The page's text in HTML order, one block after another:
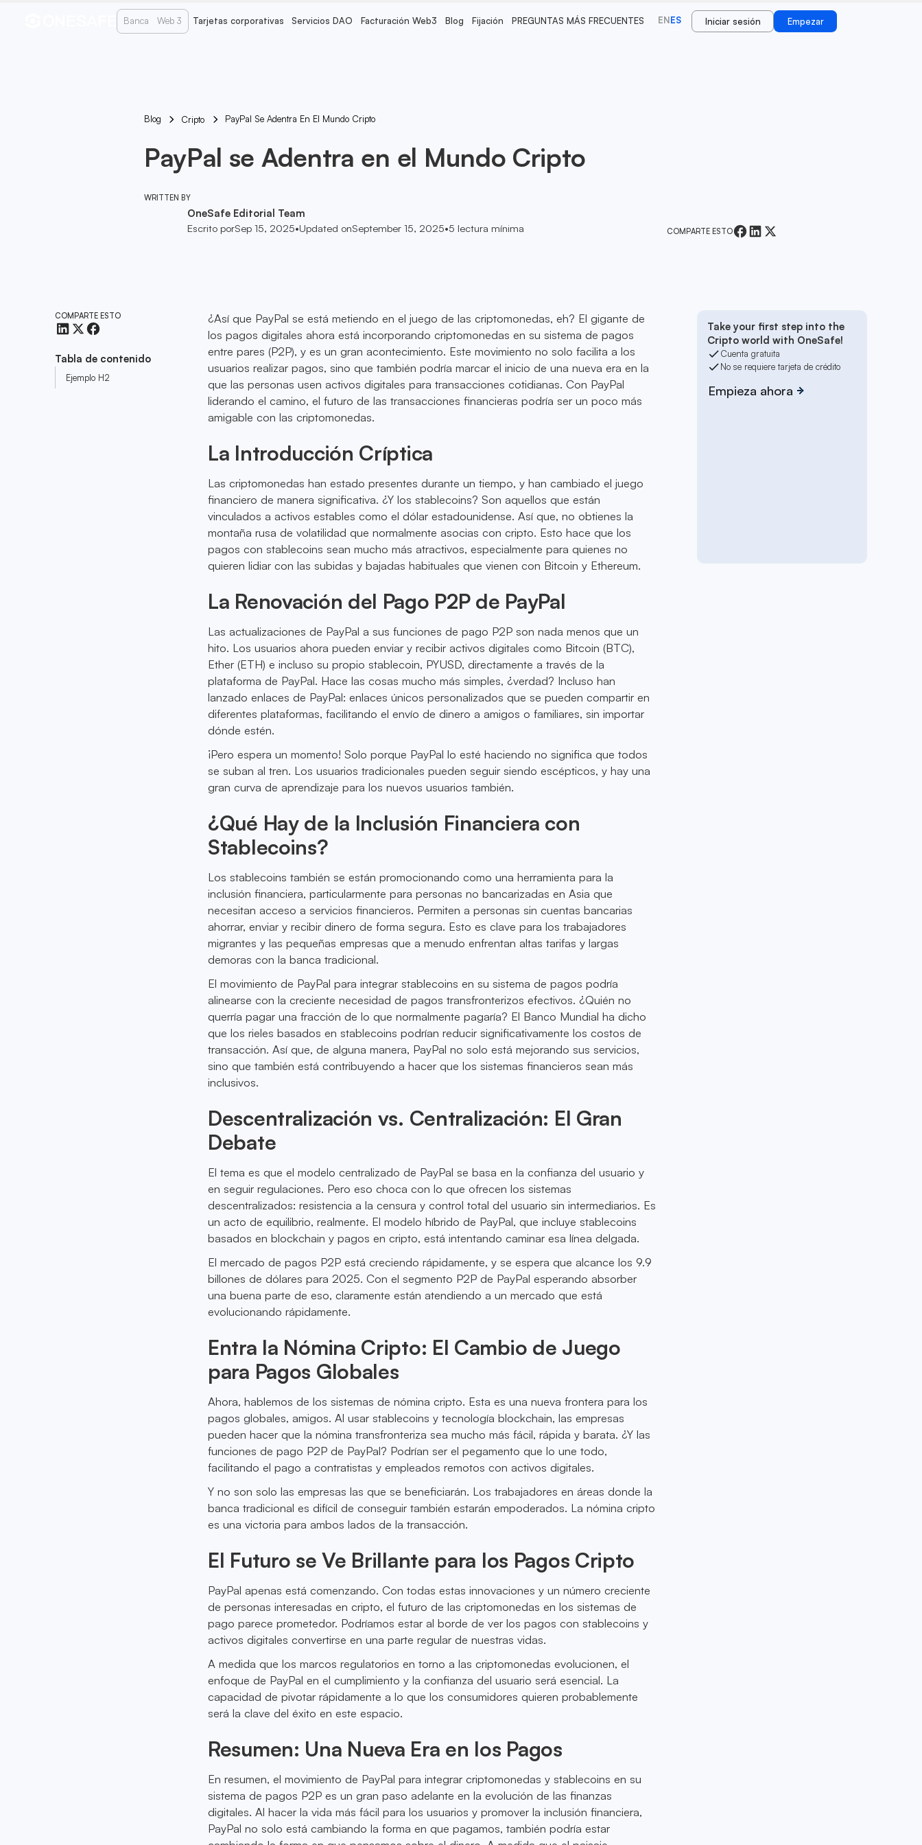
Banca Web 3 Tarjetas corporativas Servicios DAO Facturación Web3 Blog Fijación PREGUNTAS MÁS FRECUENTES ENES Iniciar sesión Empezar
Blog Cripto PayPal Se Adentra En El Mundo Cripto
PayPal se Adentra en el Mundo Cripto
WRITTEN BY
OneSafe Editorial Team
Escrito porSep 15, 2025•Updated onSeptember 15, 2025•5 lectura mínima COMPARTE ESTO
COMPARTE ESTO
Tabla de contenido
Ejemplo H2
¿Así que PayPal se está metiendo en el juego de las criptomonedas, eh? El gigante de
los pagos digitales ahora está incorporando criptomonedas en su sistema de pagos
entre pares (P2P), y es un gran acontecimiento. Este movimiento no solo facilita a los
usuarios realizar pagos, sino que también podría marcar el inicio de una nueva era en la
que las personas usen activos digitales para transacciones cotidianas. Con PayPal
liderando el camino, el futuro de las transacciones financieras podría ser un poco más
amigable con las criptomonedas.
La Introducción Críptica
Las criptomonedas han estado presentes durante un tiempo, y han cambiado el juego
financiero de manera significativa. ¿Y los stablecoins? Son aquellos que están
vinculados a activos estables como el dólar estadounidense. Así que, no obtienes la
montaña rusa de volatilidad que normalmente asocias con cripto. Esto hace que los
pagos con stablecoins sean mucho más atractivos, especialmente para quienes no
quieren lidiar con las subidas y bajadas habituales que vienen con Bitcoin y Ethereum.
La Renovación del Pago P2P de PayPal
Las actualizaciones de PayPal a sus funciones de pago P2P son nada menos que un
hito. Los usuarios ahora pueden enviar y recibir activos digitales como Bitcoin (BTC),
Ether (ETH) e incluso su propio stablecoin, PYUSD, directamente a través de la
plataforma de PayPal. Hace las cosas mucho más simples, ¿verdad? Incluso han
lanzado enlaces de PayPal: enlaces únicos personalizados que se pueden compartir en
diferentes plataformas, facilitando el envío de dinero a amigos o familiares, sin importar
dónde estén.
¡Pero espera un momento! Solo porque PayPal lo esté haciendo no significa que todos
se suban al tren. Los usuarios tradicionales pueden seguir siendo escépticos, y hay una
gran curva de aprendizaje para los nuevos usuarios también.
¿Qué Hay de la Inclusión Financiera con
Stablecoins?
Los stablecoins también se están promocionando como una herramienta para la
inclusión financiera, particularmente para personas no bancarizadas en Asia que
necesitan acceso a servicios financieros. Permiten a personas sin cuentas bancarias
ahorrar, enviar y recibir dinero de forma segura. Esto es clave para los trabajadores
migrantes y las pequeñas empresas que a menudo enfrentan altas tarifas y largas
demoras con la banca tradicional.
El movimiento de PayPal para integrar stablecoins en su sistema de pagos podría
alinearse con la creciente necesidad de pagos transfronterizos efectivos. ¿Quién no
querría pagar una fracción de lo que normalmente pagaría? El Banco Mundial ha dicho
que los rieles basados en stablecoins podrían reducir significativamente los costos de
transacción. Así que, de alguna manera, PayPal no solo está mejorando sus servicios,
sino que también está contribuyendo a hacer que los sistemas financieros sean más
inclusivos.
Descentralización vs. Centralización: El Gran
Debate
El tema es que el modelo centralizado de PayPal se basa en la confianza del usuario y
en seguir regulaciones. Pero eso choca con lo que ofrecen los sistemas
descentralizados: resistencia a la censura y control total del usuario sin intermediarios. Es
un acto de equilibrio, realmente. El modelo híbrido de PayPal, que incluye stablecoins
basados en blockchain y pagos en cripto, está intentando caminar esa línea delgada.
El mercado de pagos P2P está creciendo rápidamente, y se espera que alcance los 9.9
billones de dólares para 2025. Con el segmento P2P de PayPal esperando absorber
una buena parte de eso, claramente están atendiendo a un mercado que está
evolucionando rápidamente.
Entra la Nómina Cripto: El Cambio de Juego
para Pagos Globales
Ahora, hablemos de los sistemas de nómina cripto. Esta es una nueva frontera para los
pagos globales, amigos. Al usar stablecoins y tecnología blockchain, las empresas
pueden hacer que la nómina transfronteriza sea mucho más fácil, rápida y barata. ¿Y las
funciones de pago P2P de PayPal? Podrían ser el pegamento que lo une todo,
facilitando el pago a contratistas y empleados remotos con activos digitales.
Y no son solo las empresas las que se beneficiarán. Los trabajadores en áreas donde la
banca tradicional es difícil de conseguir también estarán empoderados. La nómina cripto
es una victoria para ambos lados de la transacción.
El Futuro se Ve Brillante para los Pagos Cripto
PayPal apenas está comenzando. Con todas estas innovaciones y un número creciente
de personas interesadas en cripto, el futuro de las criptomonedas en los sistemas de
pago parece prometedor. Podríamos estar al borde de ver los pagos con stablecoins y
activos digitales convertirse en una parte regular de nuestras vidas.
A medida que los marcos regulatorios en torno a las criptomonedas evolucionen, el
enfoque de PayPal en el cumplimiento y la confianza del usuario será esencial. La
capacidad de pivotar rápidamente a lo que los consumidores quieren probablemente
será la clave del éxito en este espacio.
Resumen: Una Nueva Era en los Pagos
En resumen, el movimiento de PayPal para integrar criptomonedas y stablecoins en su
sistema de pagos P2P es un gran paso adelante en la evolución de las finanzas
digitales. Al hacer la vida más fácil para los usuarios y promover la inclusión financiera,
PayPal no solo está cambiando la forma en que pagamos, también podría estar
Take your first step into the
Cripto world with OneSafe!
Cuenta gratuita
No se requiere tarjeta de crédito
Empieza ahora